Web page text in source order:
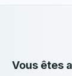
Vous êtes